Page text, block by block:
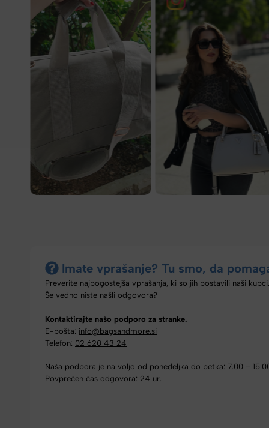
Imate vprašanje? Tu smo, da
Preverite najpogostejša vprašanja, ki so jih postavili naši kupci.
Še vedno niste našli odgovora?
Kontaktirajte našo podporo za stranke.
E-pošta: info@bagsandmore.si
Telefon: 02 620 43 24
Naša podpora je na voljo od ponedeljka do petka: 7.00 –
Povprečen čas odgovora: 24 ur.